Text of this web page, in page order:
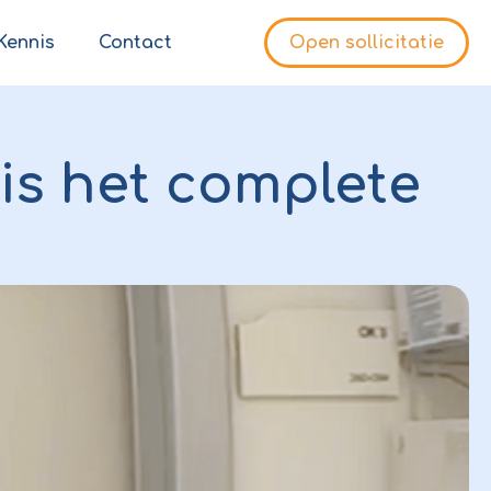
Contact Open sollicitatie
het complete